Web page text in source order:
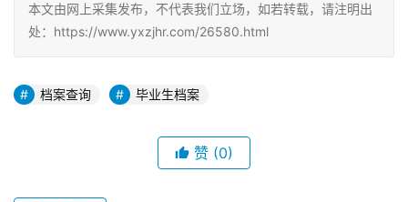
本文由网上采集发布，不代表我们立场，如若转载，请注明出
处：https://www.yxzjhr.com/26580.html
档案查询 毕业生档案
赞 (0)